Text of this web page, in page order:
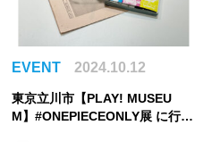
EVENT 2024.10.12
東京立川市【PLAY! MUSEU
M】#ONEPIECEONLY展 に行っ